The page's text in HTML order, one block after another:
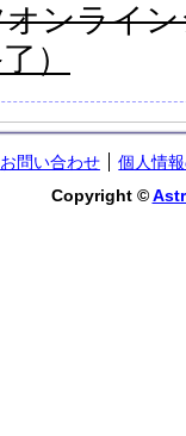
ンライ
）
お問い合わせ
個人情
Copyright ©